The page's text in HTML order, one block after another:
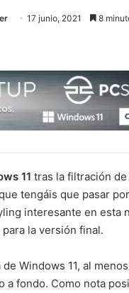
17 junio, 2021 8
11 tras la filtración de
tengáis que pasar
interesante en esta
la versión final.
Windows 11, al
fondo. Como nota